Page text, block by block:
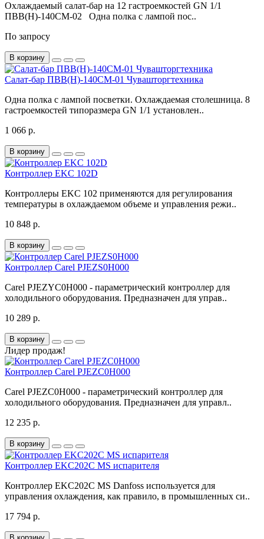
Охлаждаемый салат-бар на 12 гастроемкостей GN 1/1
ПВВ(Н)-140СМ-02 Одна полка с лампой пос..
По запросу
В корзину
Салат-бар ПВВ(Н)-140СМ-01 Чувашторгтехника
Одна полка с лампой посветки. Охлаждаемая столешница. 8
гастроемкостей типоразмера GN 1/1 установлен..
1 066 р.
В корзину
Контроллер EKC 102D
Контроллеры EKC 102 применяются для регулирования
температуры в охлаждаемом объеме и управления режи..
10 848 р.
В корзину
Контроллер Carel PJEZS0H000
Carel PJEZYC0H000 - параметрический контроллер для
холодильного оборудования. Предназначен для управ..
10 289 р.
В корзину
Лидер продаж!
Контроллер Carel PJEZC0H000
Carel PJEZC0H000 - параметрический контроллер для
холодильного оборудования. Предназначен для управл..
12 235 р.
В корзину
Контроллер EKC202C MS испарителя
Контроллер EKC202C MS Danfoss используется для
управления охлаждения, как правило, в промышленных си..
17 794 р.